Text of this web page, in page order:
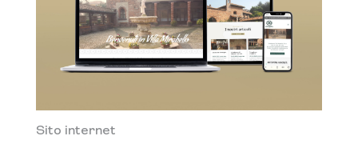
Sito internet